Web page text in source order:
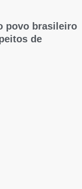
povo brasileiro
de